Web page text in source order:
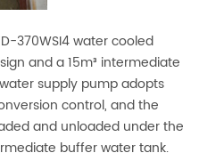
370WSI4 water cooled
and a 15m³ intermediate
supply pump adopts
control, and the
and unloaded under the
buffer water tank.